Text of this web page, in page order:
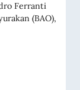
Ferranti
(BAO),